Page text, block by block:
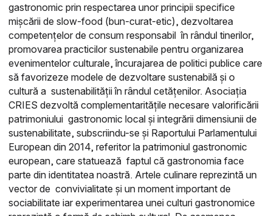
gastronomic prin respectarea unor principii specifice
mișcării de slow-food (bun-curat-etic), dezvoltarea
competențelor de consum responsabil în rândul tinerilor,
promovarea practicilor sustenabile pentru organizarea
evenimentelor culturale, încurajarea de politici publice care
să favorizeze modele de dezvoltare sustenabilă și o
cultură a sustenabilității în rândul cetățenilor. Asociația
CRIES dezvoltă complementaritățile necesare valorificării
patrimoniului gastronomic local și integrării dimensiunii de
sustenabilitate, subscriindu-se și Raportului Parlamentului
European din 2014, referitor la patrimoniul gastronomic
european, care statuează faptul că gastronomia face
parte din identitatea noastră. Artele culinare reprezintă un
vector de convivialitate și un moment important de
sociabilitate iar experimentarea unei culturi gastronomice